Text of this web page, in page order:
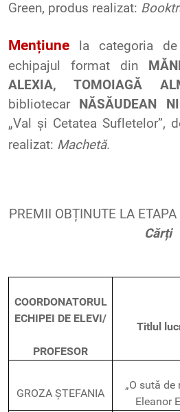
Green, produs realizat:
Mențiune la categoria
echipajul
format din
ALEXIA, TOMOIAGĂ
bibliotecar
NĂSĂUDEAN
„Val și Cetatea Sufletelor”,
realizat: Machetă.
PREMII OBȚINUTE LA
Cărți
COORDONATORUL
ECHIPEI DE ELEVI/
PROFESOR
Titlul
GROZA ȘTEFANIA
„O sută de
Eleanor